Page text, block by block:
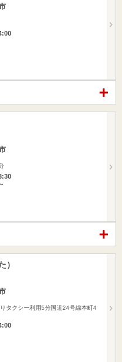
）
タクシー利用5分国道24号線本町4